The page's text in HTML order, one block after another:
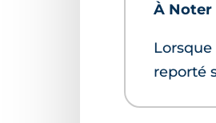
À Noter
reporté